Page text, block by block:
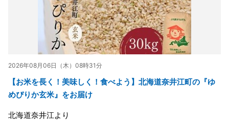
2026年08月06日（木）08時31分
【お米を長く！美味しく！食べよう】北海道奈井江町の『ゆ
めぴりか玄米』をお届け
北海道奈井江より